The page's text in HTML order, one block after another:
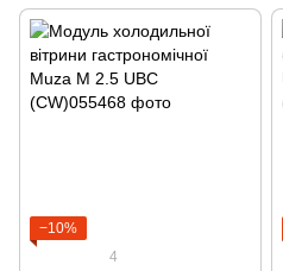
−10%
4